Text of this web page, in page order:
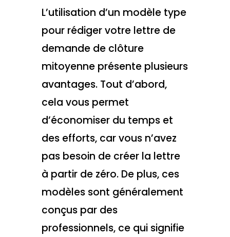
L’utilisation d’un modèle type
pour rédiger votre lettre de
demande de clôture
mitoyenne présente plusieurs
avantages. Tout d’abord,
cela vous permet
d’économiser du temps et
des efforts, car vous n’avez
pas besoin de créer la lettre
à partir de zéro. De plus, ces
modèles sont généralement
conçus par des
professionnels, ce qui signifie